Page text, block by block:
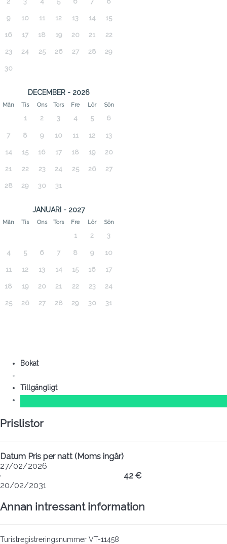
9 10 11 12 13 14 15
16 17 18 19 20 21 22
23 24 25 26 27 28 29
30
DECEMBER - 2026
Mån Tis Ons Tors Fre Lör Sön
1 2 3 4 5 6
7 8 9 10 11 12 13
14 15 16 17 18 19 20
21 22 23 24 25 26 27
28 29 30 31
JANUARI - 2027
Mån Tis Ons Tors Fre Lör Sön
1 2 3
4 5 6 7 8 9 10
11 12 13 14 15 16 17
18 19 20 21 22 23 24
25 26 27 28 29 30 31
Bokat
Tillgängligt
Prislistor
Datum Pris per natt (Moms ingår)
27/02/2026
·
20/02/2031
42 €
Annan intressant information
Turistregistreringsnummer VT-11458